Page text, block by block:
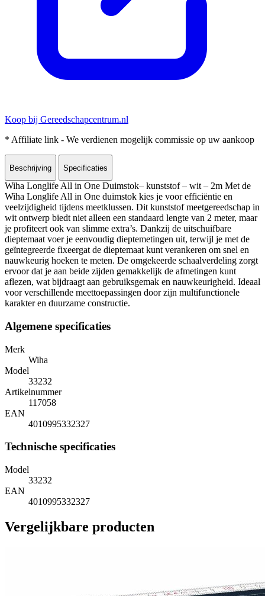
Koop bij Gereedschapcentrum.nl
* Affiliate link - We verdienen mogelijk commissie op uw aankoop
Beschrijving Specificaties
Wiha Longlife All in One Duimstok– kunststof – wit – 2m Met de
Wiha Longlife All in One duimstok kies je voor efficiëntie en
veelzijdigheid tijdens meetklussen. Dit kunststof meetgereedschap in
wit ontwerp biedt niet alleen een standaard lengte van 2 meter, maar
je profiteert ook van slimme extra’s. Dankzij de uitschuifbare
dieptemaat voer je eenvoudig dieptemetingen uit, terwijl je met de
geïntegreerde fixeergat de dieptemaat kunt verankeren om snel en
nauwkeurig hoeken te meten. De omgekeerde schaalverdeling zorgt
ervoor dat je aan beide zijden gemakkelijk de afmetingen kunt
aflezen, wat bijdraagt aan gebruiksgemak en nauwkeurigheid. Ideaal
voor verschillende meettoepassingen door zijn multifunctionele
karakter en duurzame constructie.
Algemene specificaties
Merk
Wiha
Model
33232
Artikelnummer
117058
EAN
4010995332327
Technische specificaties
Model
33232
EAN
4010995332327
Vergelijkbare producten